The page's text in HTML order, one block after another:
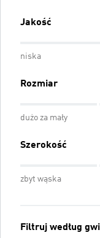
Jakość
niska
Rozmiar
dużo za mały
Szerokość
zbyt wąska
Filtruj według